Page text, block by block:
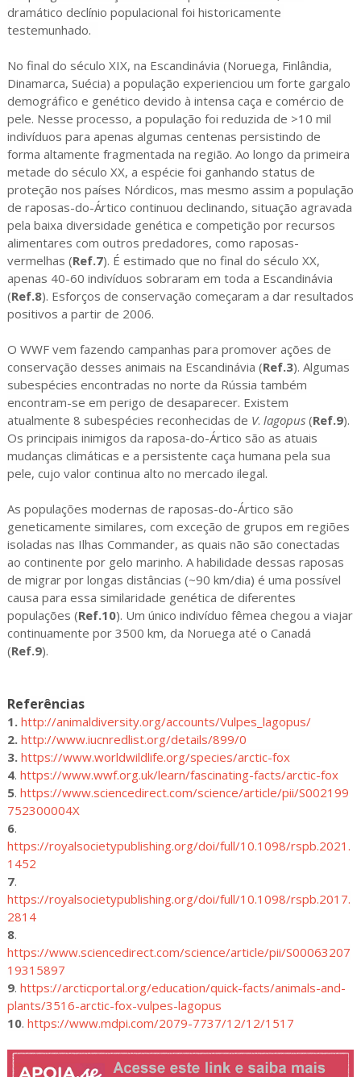
dramático declínio populacional foi historicamente
testemunhado.
No final do século XIX, na Escandinávia (Noruega, Finlândia,
Dinamarca, Suécia) a população experienciou um forte gargalo
demográfico e genético devido à intensa caça e comércio de
pele. Nesse processo, a população foi reduzida de >10 mil
indivíduos para apenas algumas centenas persistindo de
forma altamente fragmentada na região. Ao longo da primeira
metade do século XX, a espécie foi ganhando status de
proteção nos países Nórdicos, mas mesmo assim a população
de raposas-do-Ártico continuou declinando, situação agravada
pela baixa diversidade genética e competição por recursos
alimentares com outros predadores, como raposas-
vermelhas (Ref.7). É estimado que no final do século XX,
apenas 40-60 indivíduos sobraram em toda a Escandinávia
(Ref.8). Esforços de conservação começaram a dar resultados
positivos a partir de 2006.
O WWF vem fazendo campanhas para promover ações de
conservação desses animais na Escandinávia (Ref.3). Algumas
subespécies encontradas no norte da Rússia também
encontram-se em perigo de desaparecer. Existem
atualmente 8 subespécies reconhecidas de V. lagopus(Ref.9).
Os principais inimigos da raposa-do-Ártico são as atuais
mudanças climáticas e a persistente caça humana pela sua
pele, cujo valor continua alto no mercado ilegal.
As populações modernas de raposas-do-Ártico são
geneticamente similares, com exceção de grupos em regiões
isoladas nas Ilhas Commander, as quais não são conectadas
ao continente por gelo marinho. A habilidade dessas raposas
de migrar por longas distâncias (~90 km/dia) é uma possível
causa para essa similaridade genética de diferentes
populações (Ref.10). Um único indivíduo fêmea chegou a viajar
continuamente por 3500 km, da Noruega até o Canadá
(Ref.9).
Referências
1. http://animaldiversity.org/accounts/Vulpes_lagopus/
2. http://www.iucnredlist.org/details/899/0
3. https://www.worldwildlife.org/species/arctic-fox
4. https://www.wwf.org.uk/learn/fascinating-facts/arctic-fox
5. https://www.sciencedirect.com/science/article/pii/S002199
752300004X
6.
https://royalsocietypublishing.org/doi/full/10.1098/rspb.2021.
1452
7.
https://royalsocietypublishing.org/doi/full/10.1098/rspb.2017.
2814
8.
https://www.sciencedirect.com/science/article/pii/S00063207
19315897
9. https://arcticportal.org/education/quick-facts/animals-and-
plants/3516-arctic-fox-vulpes-lagopus
10. https://www.mdpi.com/2079-7737/12/12/1517